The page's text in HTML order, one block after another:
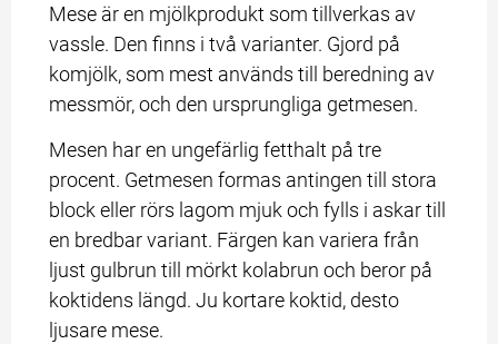
Mese är en mjölkprodukt som tillverkas av
vassle. Den finns i två varianter. Gjord på
komjölk, som mest används till beredning av
messmör, och den ursprungliga getmesen.
Mesen har en ungefärlig fetthalt på tre
procent. Getmesen formas antingen till stora
block eller rörs lagom mjuk och fylls i askar till
en bredbar variant. Färgen kan variera från
ljust gulbrun till mörkt kolabrun och beror på
koktidens längd. Ju kortare koktid, desto
ljusare mese.